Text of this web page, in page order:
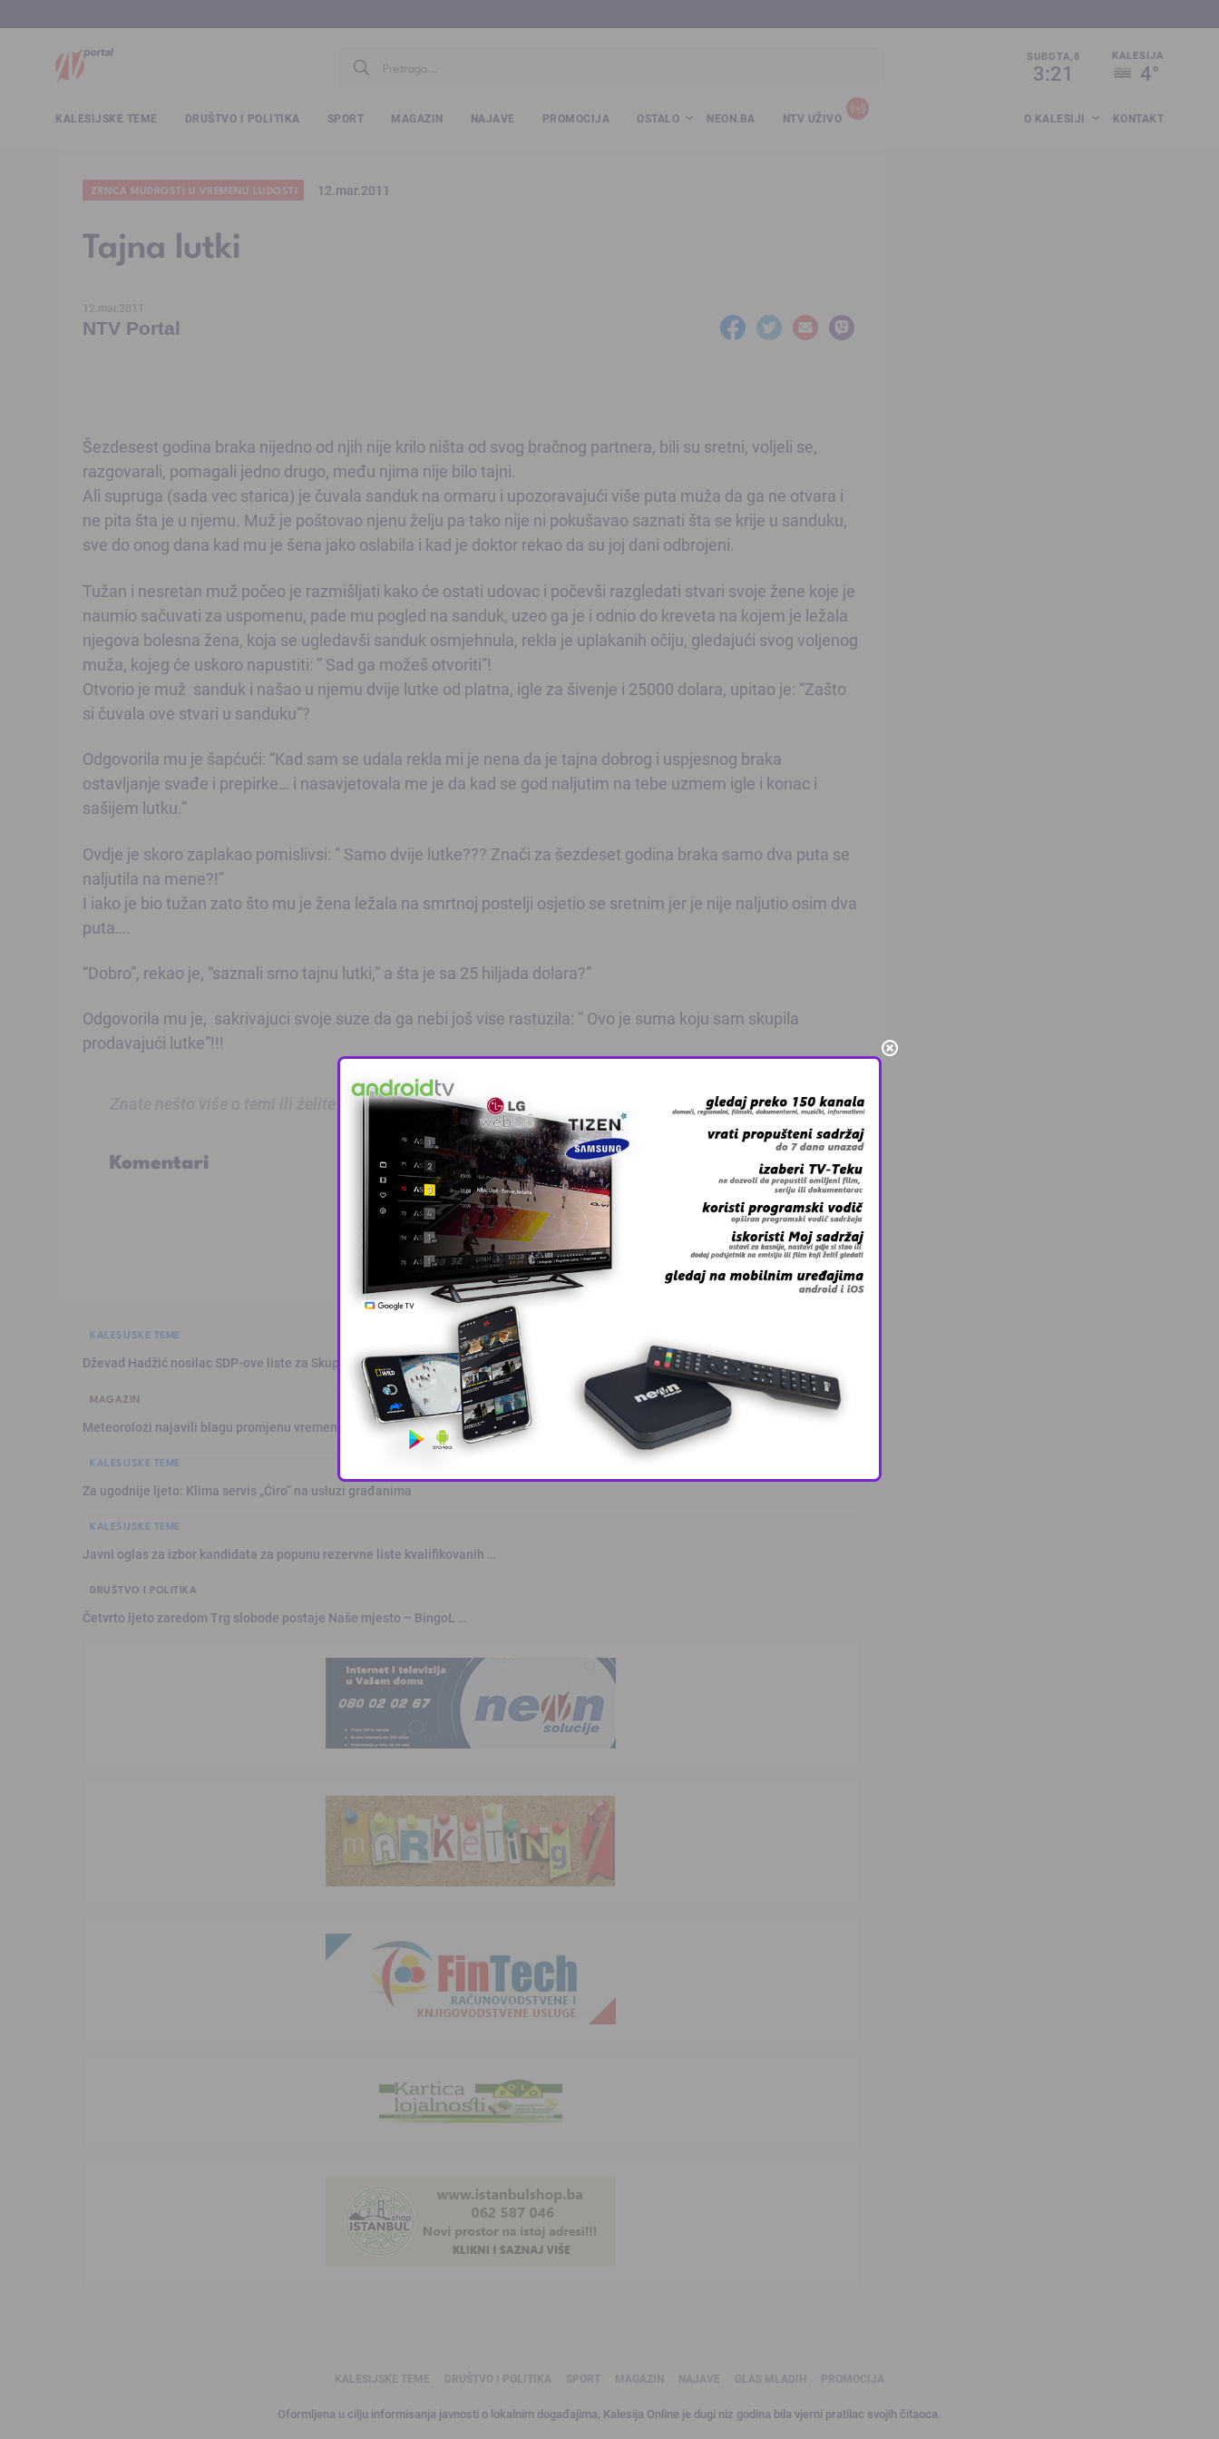
SUBOTA,8
3:21
KALESIJA
4°
KALESIJSKE TEME DRUŠTVO I POLITIKA SPORT MAGAZIN NAJAVE PROMOCIJA OSTALO NEON.BA NTV UŽIVO O KALESIJI KONTAKT
ZRNCA MUDROSTI U VREMENU LUDOSTI 12.mar.2011
Tajna lutki
12.mar.2011
NTV Portal
Šezdesest godina braka nijedno od njih nije krilo ništa od svog bračnog partnera, bili su sretni, voljeli se,
razgovarali, pomagali jedno drugo, među njima nije bilo tajni.
Ali supruga (sada vec starica) je čuvala sanduk na ormaru i upozoravajući više puta muža da ga ne otvara i
ne pita šta je u njemu. Muž je poštovao njenu želju pa tako nije ni pokušavao saznati šta se krije u sanduku,
sve do onog dana kad mu je šena jako oslabila i kad je doktor rekao da su joj dani odbrojeni.
Tužan i nesretan muž počeo je razmišljati kako će ostati udovac i počevši razgledati stvari svoje žene koje je
naumio sačuvati za uspomenu, pade mu pogled na sanduk, uzeo ga je i odnio do kreveta na kojem je ležala
njegova bolesna žena, koja se ugledavši sanduk osmjehnula, rekla je uplakanih očiju, gledajući svog voljenog
muža, kojeg će uskoro napustiti: ” Sad ga možeš otvoriti”!
Otvorio je muž sanduk i našao u njemu dvije lutke od platna, igle za šivenje i 25000 dolara, upitao je: “Zašto
si čuvala ove stvari u sanduku”?
Odgovorila mu je šapćući: “Kad sam se udala rekla mi je nena da je tajna dobrog i uspjesnog braka
ostavljanje svađe i prepirke… i nasavjetovala me je da kad se god naljutim na tebe uzmem igle i konac i
sašijem lutku.”
Ovdje je skoro zaplakao pomislivsi: ” Samo dvije lutke??? Znači za šezdeset godina braka samo dva puta se
naljutila na mene?!”
I iako je bio tužan zato što mu je žena ležala na smrtnoj postelji osjetio se sretnim jer je nije naljutio osim dva
puta….
“Dobro”, rekao je, “saznali smo tajnu lutki,” a šta je sa 25 hiljada dolara?”
Odgovorila mu je, sakrivajuci svoje suze da ga nebi još vise rastuzila: ” Ovo je suma koju sam skupila
prodavajući lutke”!!!
Znate nešto više o temi ili želite prijaviti grešku u tekstu?
Komentari
KALESIJSKE TEME
Dževad Hadžić nosilac SDP-ove liste za Skupštinu Tuzlanskog kanton …
MAGAZIN
Meteorolozi najavili blagu promjenu vremena: Sutra pljuskovi i grmljav …
KALESIJSKE TEME
Za ugodnije ljeto: Klima servis „Ćiro“ na usluzi građanima
KALESIJSKE TEME
Javni oglas za izbor kandidata za popunu rezervne liste kvalifikovanih …
DRUŠTVO I POLITIKA
Četvrto ljeto zaredom Trg slobode postaje Naše mjesto – BingoL …
KALESIJSKE TEME DRUŠTVO I POLITIKA SPORT MAGAZIN NAJAVE GLAS MLADIH PROMOCIJA
Oformljena u cilju informisanja javnosti o lokalnim događajima, Kalesija Online je dugi niz godina bila vjerni pratilac svojih čitaoca.